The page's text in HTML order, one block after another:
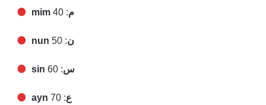
mim م: 40
nun ن: 50
sin س: 60
ayn ع: 70